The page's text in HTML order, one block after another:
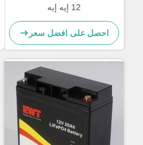
12 إيه إيه
احصل على افضل سعر